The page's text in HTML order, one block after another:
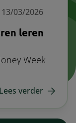
13/03/2026
leren
Week
Lees verder